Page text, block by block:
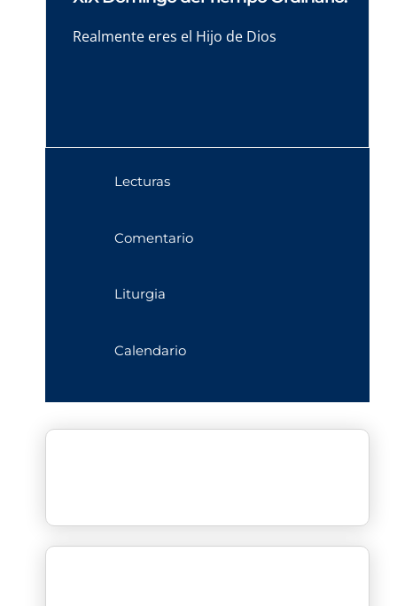
Realmente eres el Hijo de Dios
Lecturas
Comentario
Liturgia
Calendario